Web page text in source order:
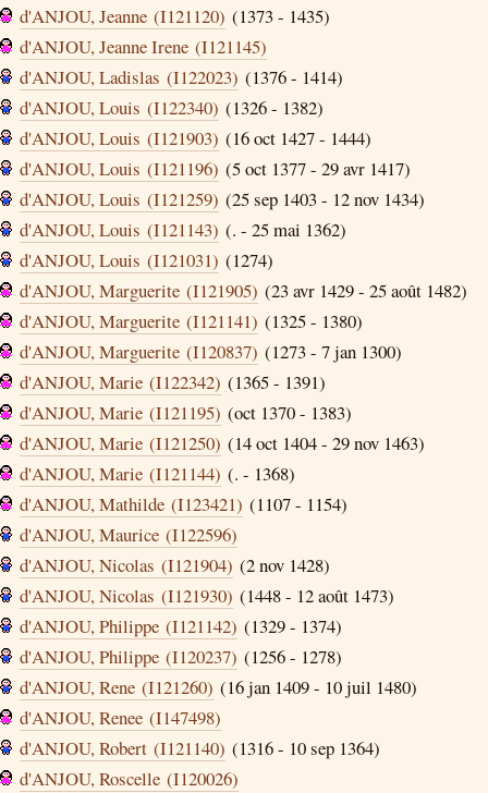
d'ANJOU, Jeanne (I121120) (1373 - 1435)
d'ANJOU, Jeanne Irene (I121145)
d'ANJOU, Ladislas (I122023) (1376 - 1414)
d'ANJOU, Louis (I122340) (1326 - 1382)
d'ANJOU, Louis (I121903) (16 oct 1427 - 1444)
d'ANJOU, Louis (I121196) (5 oct 1377 - 29 avr 1417)
d'ANJOU, Louis (I121259) (25 sep 1403 - 12 nov 1434)
d'ANJOU, Louis (I121143) (. - 25 mai 1362)
d'ANJOU, Louis (I121031) (1274)
d'ANJOU, Marguerite (I121905) (23 avr 1429 - 25 août 1482)
d'ANJOU, Marguerite (I121141) (1325 - 1380)
d'ANJOU, Marguerite (I120837) (1273 - 7 jan 1300)
d'ANJOU, Marie (I122342) (1365 - 1391)
d'ANJOU, Marie (I121195) (oct 1370 - 1383)
d'ANJOU, Marie (I121250) (14 oct 1404 - 29 nov 1463)
d'ANJOU, Marie (I121144) (. - 1368)
d'ANJOU, Mathilde (I123421) (1107 - 1154)
d'ANJOU, Maurice (I122596)
d'ANJOU, Nicolas (I121904) (2 nov 1428)
d'ANJOU, Nicolas (I121930) (1448 - 12 août 1473)
d'ANJOU, Philippe (I121142) (1329 - 1374)
d'ANJOU, Philippe (I120237) (1256 - 1278)
d'ANJOU, Rene (I121260) (16 jan 1409 - 10 juil 1480)
d'ANJOU, Renee (I147498)
d'ANJOU, Robert (I121140) (1316 - 10 sep 1364)
d'ANJOU, Roscelle (I120026)